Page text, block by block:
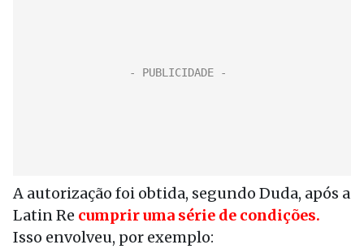
A autorização foi obtida, segundo Duda, após a
Latin Re cumprir uma série de condições.
Isso envolveu, por exemplo: